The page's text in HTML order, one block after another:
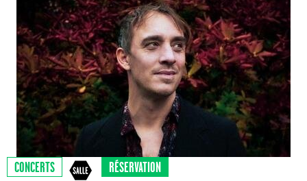
CONCERTS RÉSERVATION